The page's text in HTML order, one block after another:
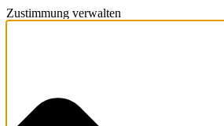
Zustimmung verwalten